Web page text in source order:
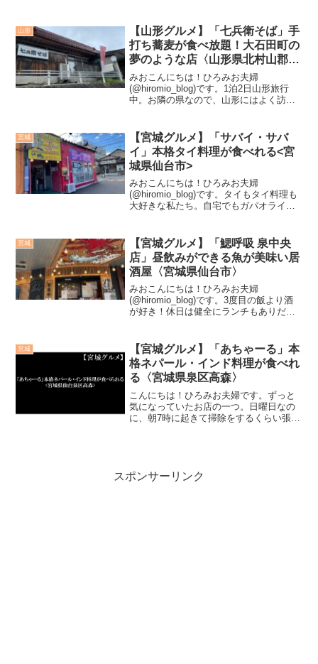
は裏腹に、ここでいただける蕎麦は、そ
の見た目も食感...
山形
【山形グルメ】「七兵衛そば」手
打ち蕎麦が食べ放題！大石田町の
夢のような店〈山形県北村山郡大
石田町〉
みおこんにちは！ひろみお夫婦
(@hiromio_blog)です。1泊2日山形旅行
中。お隣の県なので、山形にはよく訪れ
蕎麦も有名な山形。今回ご紹介するのは
「七兵衛そば」。...
宮城
【宮城グルメ】「サバイ・サバ
イ」本格タイ料理が食べれる<宮
城県仙台市>
みおこんにちは！ひろみお夫婦
(@hiromio_blog)です。タイもタイ料理も
大好きな私たち。自宅でもガパオライス
「サバイ・サバイ」にお邪魔しました！
「サバイ・サバイ...
宮城
【宮城グルメ】「鰓呼吸 泉中央
店」昼飲みができる魚が美味い居
酒屋〈宮城県仙台市〉
みおこんにちは！ひろみお夫婦
(@hiromio_blog)です。3度目の飯より酒
が好き！休日は健全にランチもありだけ
と探すひろさん。今回ご紹介するのは
「鰓呼吸(えらこき...
宮城
【宮城グルメ】「あちゃーる」本
格ネパール・インド料理が食べれ
る〈宮城県泉区高森〉
こんにちは！ひろみお夫婦です。ずっと
気になっていたお店の一つ。日曜日なの
に、朝7時に起きて掃除をするくらい張り
スポンサーリンク